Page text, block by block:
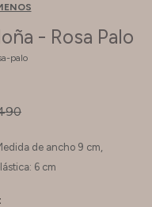
- Rosa Palo
palo
de ancho 9 cm,
6 cm